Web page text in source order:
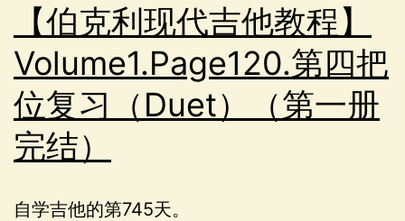
【伯克利现代吉他教程】
Volume1.Page120.第四把
位复习（Duet）（第一册
完结）
自学吉他的第745天。